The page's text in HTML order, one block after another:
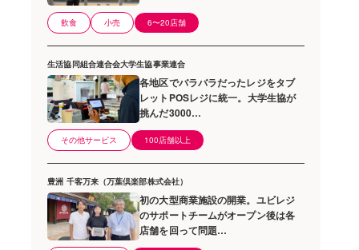
飲食 小売 6〜20店舗
生活協同組合連合会大学生協事業連合
各地区でバラバラだったレジをタブ
レットPOSレジに統一。大学生協が
挑んだ3000…
その他サービス 100店舗以上
豊洲 千客万来（万葉倶楽部株式会社）
初の大型商業施設の開業。ユビレジ
のサポートチームがオープン後は各
店舗を回って問題…